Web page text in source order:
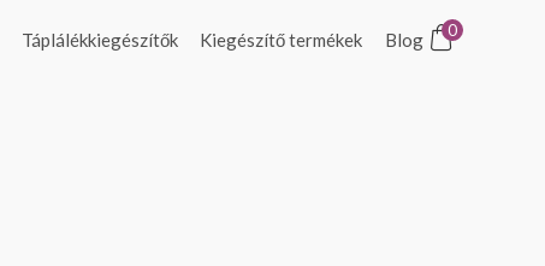
Táplálékkiegészítők Kiegészítő termékek Blog 0